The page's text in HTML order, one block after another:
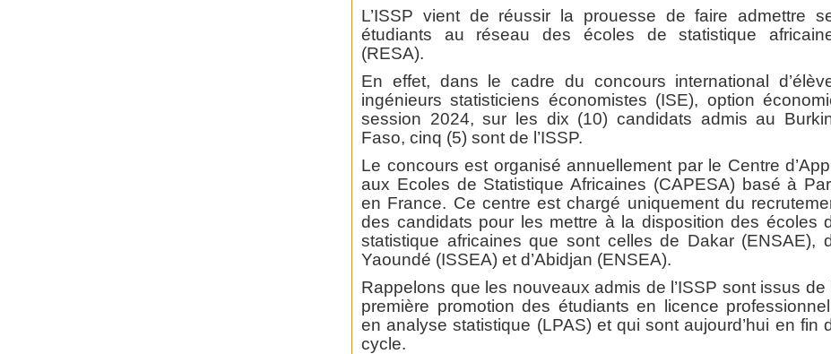
L’ISSP vient de réussir la prouesse de faire admettre
étudiants au réseau des écoles de statistique
(RESA).
En effet, dans le cadre du concours international
ingénieurs statisticiens économistes (ISE), option
session 2024, sur les dix (10) candidats admis au
Faso, cinq (5) sont de l’ISSP.
Le concours est organisé annuellement par le Centre
aux Ecoles de Statistique Africaines (CAPESA) basé à
en France. Ce centre est chargé uniquement du
des candidats pour les mettre à la disposition des écoles
statistique africaines que sont celles de Dakar (ENSAE),
Yaoundé (ISSEA) et d’Abidjan (ENSEA).
Rappelons que les nouveaux admis de l’ISSP sont issus de
première promotion des étudiants en licence
en analyse statistique (LPAS) et qui sont aujourd’hui en fin
cycle.